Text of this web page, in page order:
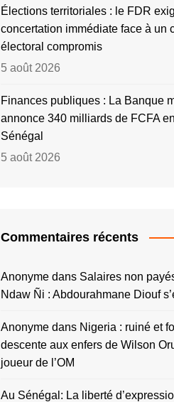
Élections territoriales : le FDR
concertation immédiate face à un
électoral compromis
5 août 2026
Finances publiques : La Banque
annonce 340 milliards de FCFA
Sénégal
5 août 2026
Commentaires récents
Anonyme dans Salaires non
Ndaw Ñi : Abdourahmane Diouf
Anonyme dans Nigeria : ruiné et
descente aux enfers de Wilson
joueur de l’OM
Au Sénégal: La liberté